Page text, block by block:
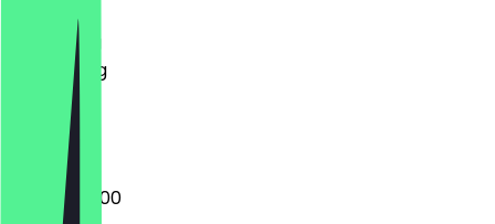
Dinsdag
Woensdag
Donderdag
Vrijdag
Zaterdag
Zondag
05:00 - 20:00